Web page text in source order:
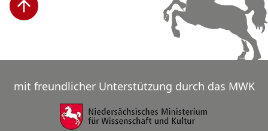
mit freundlicher Unterstützung durch das MWK